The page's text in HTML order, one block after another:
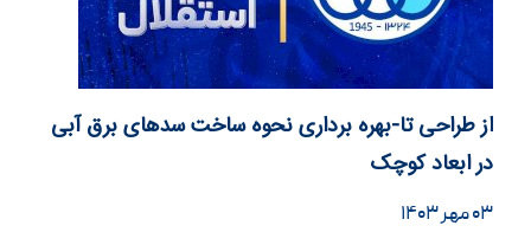
از طراحی تا-بهره برداری نحوه ساخت سدهای برق آبی
در ابعاد کوچک
۰۳ مهر ۱۴۰۳